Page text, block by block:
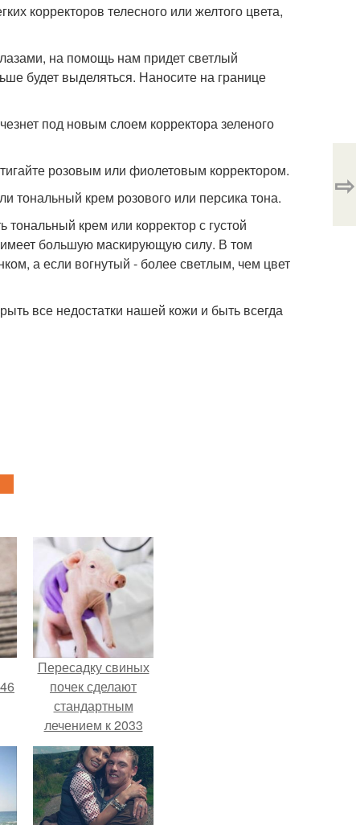
корректоров телесного или желтого цвета,
на помощь нам придет светлый
будет выделяться. Наносите на границе
под новым слоем корректора зеленого
розовым или фиолетовым корректором.
тональный крем розового или персика тона.
крем или корректор с густой
большую маскирующую силу. В том
а если вогнутый - более светлым, чем цвет
все недостатки нашей кожи и быть всегда
⇨
Пересадку свиных
почек сделают
стандартным
лечением к 2033
году в Японии.